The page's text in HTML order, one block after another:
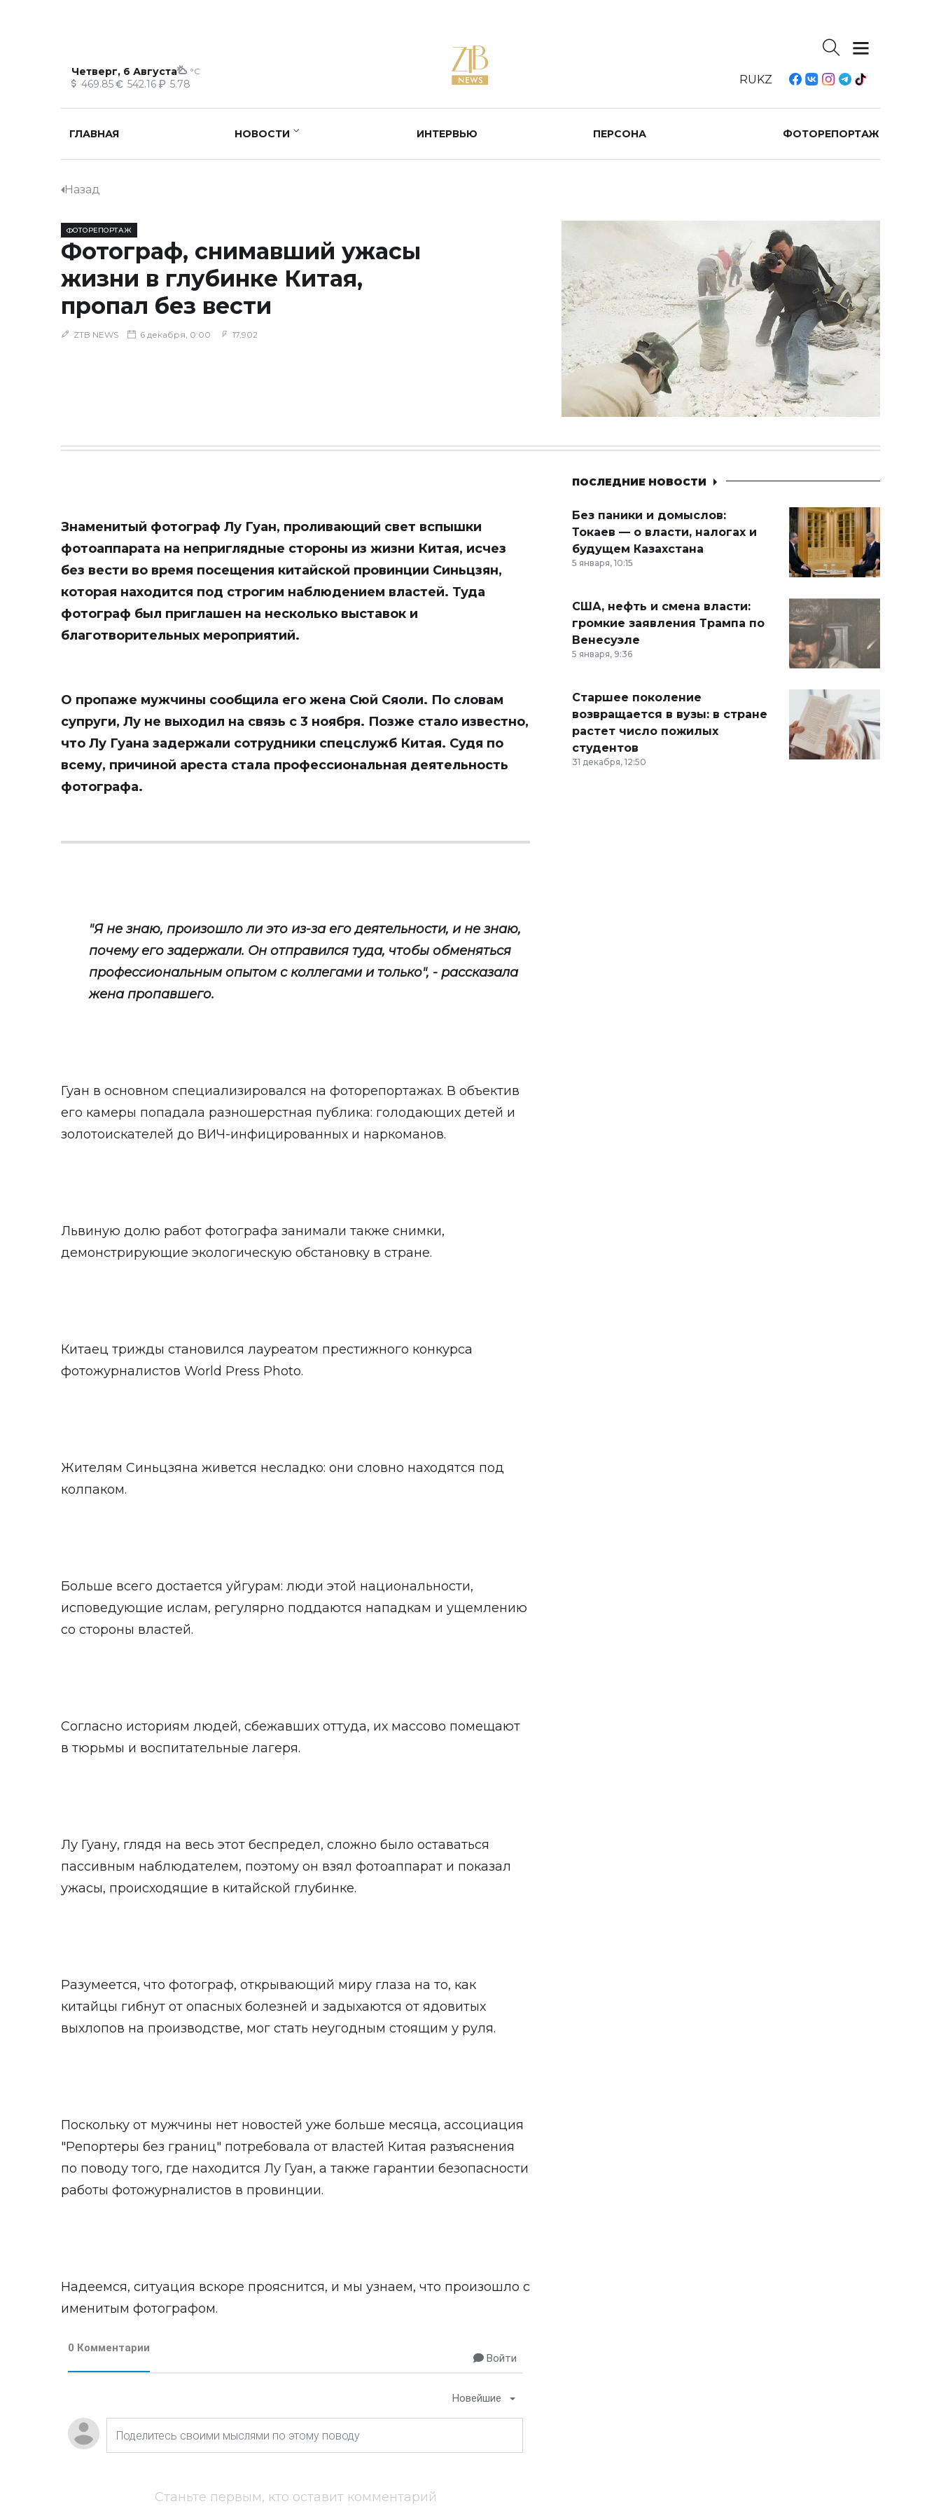
Четверг, 6 Августа °C
469.85 542.16 5.78 RUKZ
ГЛАВНАЯ НОВОСТИ ИНТЕРВЬЮ ПЕРСОНА ФОТОРЕПОРТАЖ
Назад
ФОТОРЕПОРТАЖ
Фотограф, снимавший ужасы
жизни в глубинке Китая,
пропал без вести
ZTB NEWS 6 декабря, 0:00 17,902
Знаменитый фотограф Лу Гуан, проливающий свет вспышки
фотоаппарата на неприглядные стороны из жизни Китая, исчез
без вести во время посещения китайской провинции Синьцзян,
которая находится под строгим наблюдением властей. Туда
фотограф был приглашен на несколько выставок и
благотворительных мероприятий.
О пропаже мужчины сообщила его жена Сюй Сяоли. По словам
супруги, Лу не выходил на связь с 3 ноября. Позже стало известно,
что Лу Гуана задержали сотрудники спецслужб Китая. Судя по
всему, причиной ареста стала профессиональная деятельность
фотографа.
"Я не знаю, произошло ли это из-за его деятельности, и не знаю,
почему его задержали. Он отправился туда, чтобы обменяться
профессиональным опытом с коллегами и только", - рассказала
жена пропавшего.
Гуан в основном специализировался на фоторепортажах. В объектив
его камеры попадала разношерстная публика: голодающих детей и
золотоискателей до ВИЧ-инфицированных и наркоманов.
Львиную долю работ фотографа занимали также снимки,
демонстрирующие экологическую обстановку в стране.
Китаец трижды становился лауреатом престижного конкурса
фотожурналистов World Press Photo.
Жителям Синьцзяна живется несладко: они словно находятся под
колпаком.
Больше всего достается уйгурам: люди этой национальности,
исповедующие ислам, регулярно поддаются нападкам и ущемлению
со стороны властей.
Согласно историям людей, сбежавших оттуда, их массово помещают
в тюрьмы и воспитательные лагеря.
Лу Гуану, глядя на весь этот беспредел, сложно было оставаться
пассивным наблюдателем, поэтому он взял фотоаппарат и показал
ужасы, происходящие в китайской глубинке.
Разумеется, что фотограф, открывающий миру глаза на то, как
китайцы гибнут от опасных болезней и задыхаются от ядовитых
выхлопов на производстве, мог стать неугодным стоящим у руля.
Поскольку от мужчины нет новостей уже больше месяца, ассоциация
"Репортеры без границ" потребовала от властей Китая разъяснения
по поводу того, где находится Лу Гуан, а также гарантии безопасности
работы фотожурналистов в провинции.
Надеемся, ситуация вскоре прояснится, и мы узнаем, что произошло с
именитым фотографом.
0 Комментарии
Войти
Новейшие
Станьте первым, кто оставит комментарий
ПОСЛЕДНИЕ НОВОСТИ
Без паники и домыслов:
Токаев — о власти, налогах и
будущем Казахстана
5 января, 10:15
США, нефть и смена власти:
громкие заявления Трампа по
Венесуэле
5 января, 9:36
Старшее поколение
возвращается в вузы: в стране
растет число пожилых
студентов
31 декабря, 12:50